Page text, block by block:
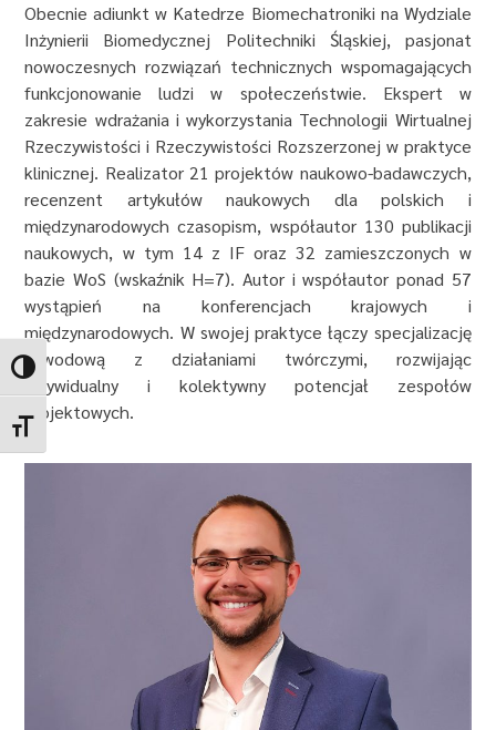
Toggle High Contrast
Toggle Font size
Obecnie adiunkt w Katedrze Biomechatroniki na Wydziale
Inżynierii Biomedycznej Politechniki Śląskiej, pasjonat
nowoczesnych rozwiązań technicznych wspomagających
funkcjonowanie ludzi w społeczeństwie. Ekspert w
zakresie wdrażania i wykorzystania Technologii Wirtualnej
Rzeczywistości i Rzeczywistości Rozszerzonej w praktyce
klinicznej. Realizator 21 projektów naukowo-badawczych,
recenzent artykułów naukowych dla polskich i
międzynarodowych czasopism, współautor 130 publikacji
naukowych, w tym 14 z IF oraz 32 zamieszczonych w
bazie WoS (wskaźnik H=7). Autor i współautor ponad 57
wystąpień na konferencjach krajowych i
międzynarodowych. W swojej praktyce łączy specjalizację
zawodową z działaniami twórczymi, rozwijając
indywidualny i kolektywny potencjał zespołów
projektowych.